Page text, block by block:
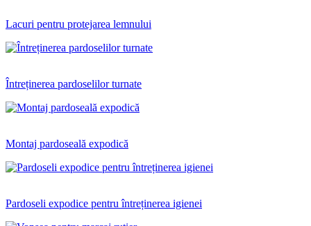
Lacuri pentru protejarea lemnului
Întreținerea pardoselilor turnate
Montaj pardoseală expodică
Pardoseli expodice pentru întreținerea igienei